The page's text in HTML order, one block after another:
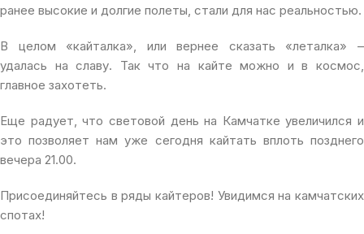
ранее высокие и долгие полеты, стали для нас реальностью.
В целом «кайталка», или вернее сказать «леталка» –
удалась на славу. Так что на кайте можно и в космос,
главное захотеть.
Еще радует, что световой день на Камчатке увеличился и
это позволяет нам уже сегодня кайтать вплоть позднего
вечера 21.00.
Присоединяйтесь в ряды кайтеров! Увидимся на камчатских
спотах!